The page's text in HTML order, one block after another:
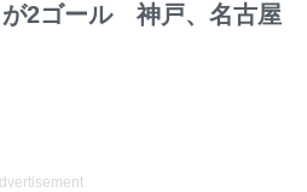
が2ゴール 神戸、名古屋